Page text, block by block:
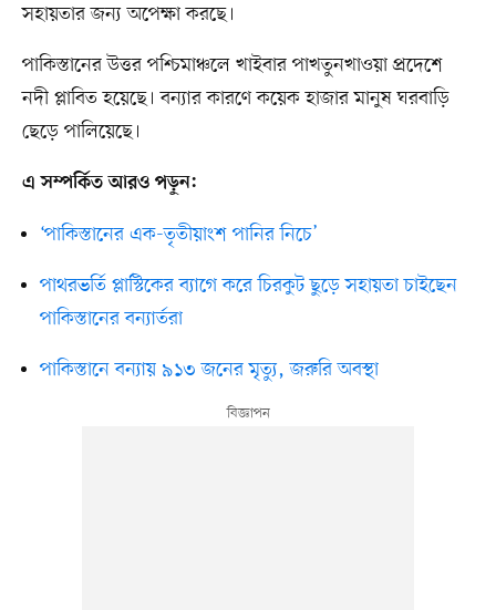
সহায়তার জন্য অপেক্ষা করছে।
পাকিস্তানের উত্তর পশ্চিমাঞ্চলে খাইবার পাখতুনখাওয়া প্রদেশে
নদী প্লাবিত হয়েছে। বন্যার কারণে কয়েক হাজার মানুষ ঘরবাড়ি
ছেড়ে পালিয়েছে।
এ সম্পর্কিত আরও পড়ুন:
‘পাকিস্তানের এক-তৃতীয়াংশ পানির নিচে’
পাথরভর্তি প্লাস্টিকের ব্যাগে করে চিরকুট ছুড়ে সহায়তা চাইছেন
পাকিস্তানের বন্যার্তরা
পাকিস্তানে বন্যায় ৯১৩ জনের মৃত্যু, জরুরি অবস্থা